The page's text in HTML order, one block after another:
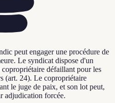
peut engager une procédure de
Le syndicat dispose d'un
défaillant pour les
(art. 24). Le copropriétaire
le juge de paix, et son lot peut,
adjudication forcée.